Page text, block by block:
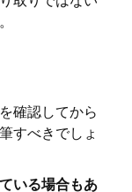
確認してから
すべきでしょ
いる場合もあ